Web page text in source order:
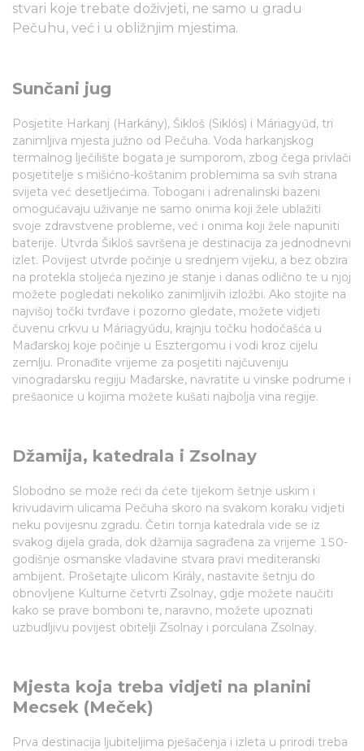
stvari koje trebate doživjeti, ne samo u gradu
Pečuhu, već i u obližnjim mjestima.
Sunčani jug
Posjetite Harkanj (Harkány), Šikloš (Siklós) i Máriagyűd, tri
zanimljiva mjesta južno od Pečuha. Voda harkanjskog
termalnog lječilište bogata je sumporom, zbog čega privlači
posjetitelje s mišićno-koštanim problemima sa svih strana
svijeta već desetljećima. Tobogani i adrenalinski bazeni
omogućavaju uživanje ne samo onima koji žele ublažiti
svoje zdravstvene probleme, već i onima koji žele napuniti
baterije. Utvrda Šikloš savršena je destinacija za jednodnevni
izlet. Povijest utvrde počinje u srednjem vijeku, a bez obzira
na protekla stoljeća njezino je stanje i danas odlično te u njoj
možete pogledati nekoliko zanimljivih izložbi. Ako stojite na
najvišoj točki tvrđave i pozorno gledate, možete vidjeti
čuvenu crkvu u Máriagyűdu, krajnju točku hodočašća u
Mađarskoj koje počinje u Esztergomu i vodi kroz cijelu
zemlju. Pronađite vrijeme za posjetiti najčuveniju
vinogradarsku regiju Mađarske, navratite u vinske podrume i
prešaonice u kojima možete kušati najbolja vina regije.
Džamija, katedrala i Zsolnay
Slobodno se može reći da ćete tijekom šetnje uskim i
krivudavim ulicama Pečuha skoro na svakom koraku vidjeti
neku povijesnu zgradu. Četiri tornja katedrala vide se iz
svakog dijela grada, dok džamija sagrađena za vrijeme 150-
godišnje osmanske vladavine stvara pravi mediteranski
ambijent. Prošetajte ulicom Király, nastavite šetnju do
obnovljene Kulturne četvrti Zsolnay, gdje možete naučiti
kako se prave bomboni te, naravno, možete upoznati
uzbudljivu povijest obitelji Zsolnay i porculana Zsolnay.
Mjesta koja treba vidjeti na planini
Mecsek (Meček)
Prva destinacija ljubiteljima pješačenja i izleta u prirodi treba